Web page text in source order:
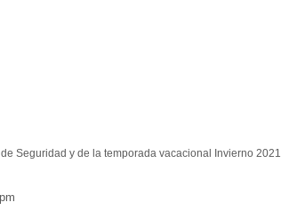
Seguridad y de la temporada vacacional Invierno 2021